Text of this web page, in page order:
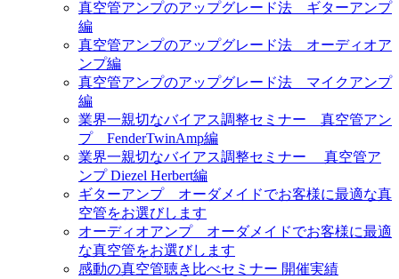
真空管アンプのアップグレード法 ギターアンプ
編
真空管アンプのアップグレード法 オーディオア
ンプ編
真空管アンプのアップグレード法 マイクアンプ
編
業界一親切なバイアス調整セミナー 真空管アン
プ FenderTwinAmp編
業界一親切なバイアス調整セミナー 真空管ア
ンプ Diezel Herbert編
ギターアンプ オーダメイドでお客様に最適な真
空管をお選びします
オーディオアンプ オーダメイドでお客様に最適
な真空管をお選びします
感動の真空管聴き比べセミナー 開催実績